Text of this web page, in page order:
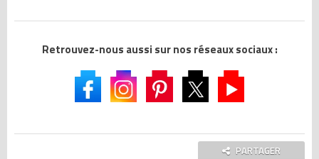
Retrouvez-nous aussi sur nos réseaux sociaux :
PARTAGER